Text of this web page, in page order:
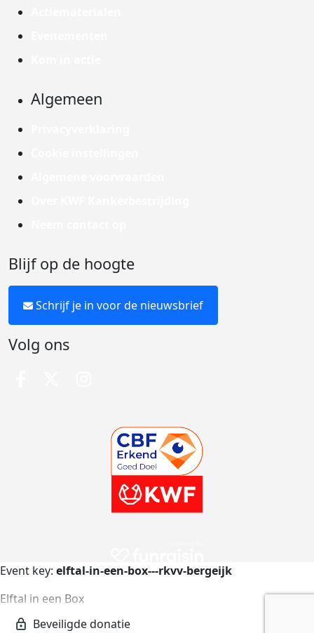
Algemeen
Blijf op de hoogte
Schrijf je in voor de nieuwsbrief
Volg ons
Event key: elftal-in-een-box---rkvv-bergeijk
Elftal in een Box
elftal-in-een-box---rkvv-bergeijk